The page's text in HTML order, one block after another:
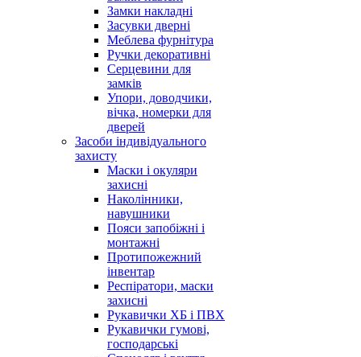
Замки накладні
Засувки дверні
Меблева фурнітура
Ручки декоративні
Серцевини для
замків
Упори, доводчики,
вічка, номерки для
дверей
Засоби індивідуального
захисту
Маски і окуляри
захисні
Наколінники,
навушники
Пояси запобіжні і
монтажні
Протипожежний
інвентар
Респіратори, маски
захисні
Рукавички ХБ і ПВХ
Рукавички гумові,
господарські